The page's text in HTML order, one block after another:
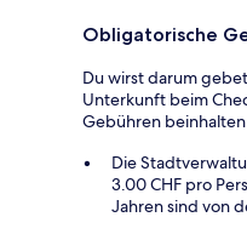
Obligatorische
Du wirst darum
Unterkunft beim
Gebühren
Die
3.00 CHF pro
Jahren sind von